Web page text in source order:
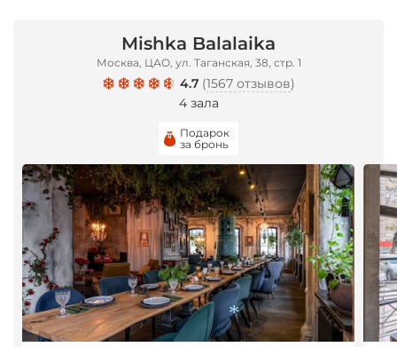
Mishka Balalaika
Москва, ЦАО, ул. Таганская, 38, стр. 1
4.7 (1567 отзывов)
4 зала
Подарок
за бронь